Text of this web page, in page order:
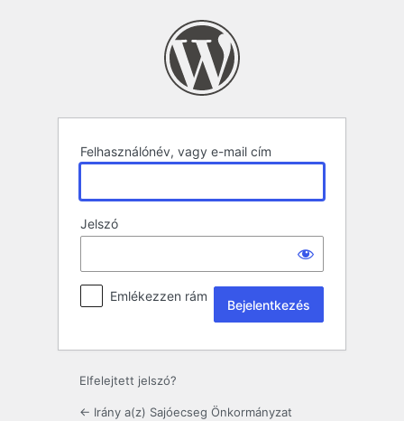
Felhasználónév, vagy e-mail cím
Jelszó
Emlékezzen rám
Elfelejtett jelszó?
← Irány a(z) Sajóecseg Önkormányzat